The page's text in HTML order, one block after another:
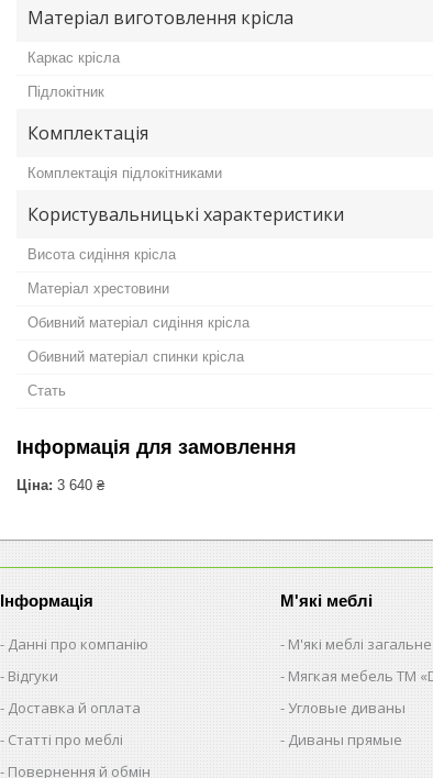
Матеріал виготовлення крісла
Каркас крісла
Підлокітник
Комплектація
Комплектація підлокітниками
Користувальницькі характеристики
Висота сидіння крісла
Матеріал хрестовини
Обивний матеріал сидіння крісла
Обивний матеріал спинки крісла
Стать
Інформація для замовлення
Ціна: 3 640 ₴
Інформація
Данні про компанію
Відгуки
Доставка й оплата
Статті про меблі
Повернення й обмін
М'які меблі
М'які меблі загальне
Мягкая мебель ТМ
Угловые диваны
Диваны прямые